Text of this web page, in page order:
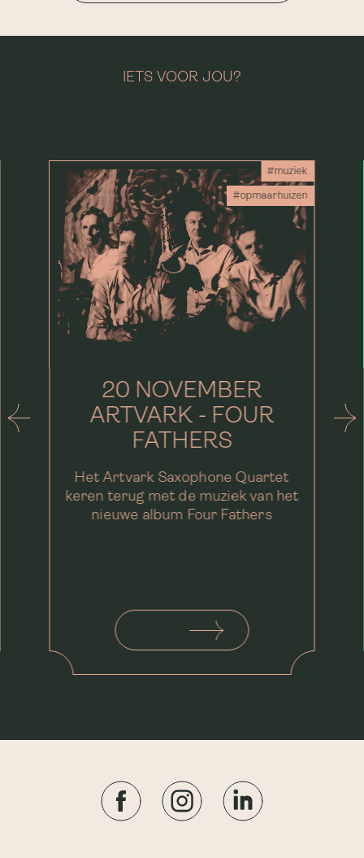
IETS VOOR JOU?
#muziek
#opmaarhuizen
20 NOVEMBER
ARTVARK - FOUR
FATHERS
Het Artvark Saxophone Quartet
keren terug met de muziek van het
nieuwe album Four Fathers